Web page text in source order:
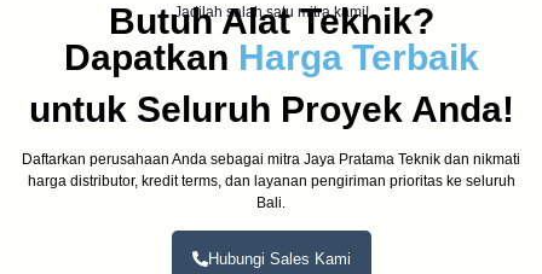
Jadilah salah satu mitra kami!
Butuh Alat Teknik?
Dapatkan Harga Terbaik
untuk Seluruh Proyek Anda!
Daftarkan perusahaan Anda sebagai mitra Jaya Pratama Teknik dan nikmati
harga distributor, kredit terms, dan layanan pengiriman prioritas ke seluruh
Bali.
Hubungi Sales Kami